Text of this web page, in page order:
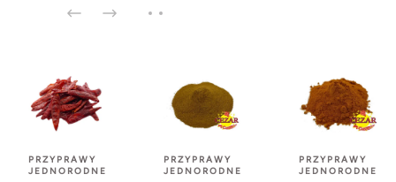
PRZYPRAWY
JEDNORODNE
PRZYPRAWY
JEDNORODNE
PRZYPRAWY
JEDNORODNE